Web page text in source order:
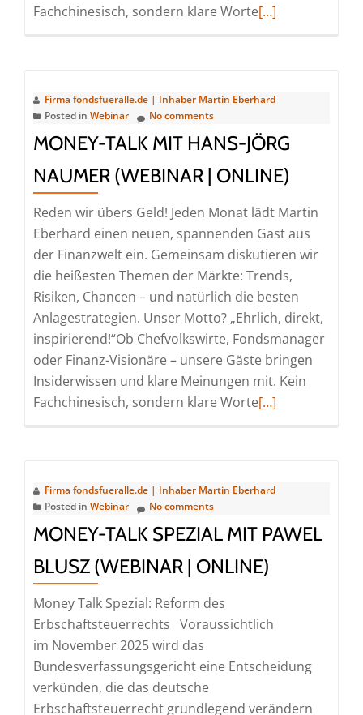
Fachchinesisch, sondern klare WorteRead
Talk
Florian
(Webinar
Online)
[…]
Firma fondsfueralle.de | Inhaber Martin Eberhard
Posted in Webinar No comments
MONEY-TALK MIT HANS-JÖRG
NAUMER (WEBINAR | ONLINE)
Reden wir übers Geld! Jeden Monat lädt Martin
Eberhard einen neuen, spannenden Gast aus
der Finanzwelt ein. Gemeinsam diskutieren wir
die heißesten Themen der Märkte: Trends,
Risiken, Chancen – und natürlich die besten
Anlagestrategien. Unser Motto? „Ehrlich, direkt,
inspirierend!“Ob Chefvolkswirte, Fondsmanager
oder Finanz-Visionäre – unsere Gäste bringen
Insiderwissen und klare Meinungen mit. Kein
Fachchinesisch, sondern klare WorteRead
Talk
Hans-
Naumer
Online)
[…]
Firma fondsfueralle.de | Inhaber Martin Eberhard
Posted in Webinar No comments
MONEY-TALK SPEZIAL MIT PAWEL
BLUSZ (WEBINAR | ONLINE)
Money Talk Spezial: Reform des
Erbschaftsteuerrechts Voraussichtlich
im November 2025 wird das
Bundesverfassungsgericht eine Entscheidung
verkünden, die das deutsche
Erbschaftsteuerrecht grundlegend verändern